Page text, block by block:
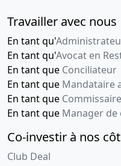
Travailler avec nous
En tant qu'
En tant qu'Avocat en
En tant que Conciliateur
En tant que Mandataire
En tant que
En tant que Manager de
Co-investir à nos
Club Deal